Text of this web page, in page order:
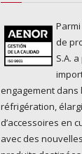
de
S.A.
engagement dans
réfrigération,
d’accessoires en
avec des